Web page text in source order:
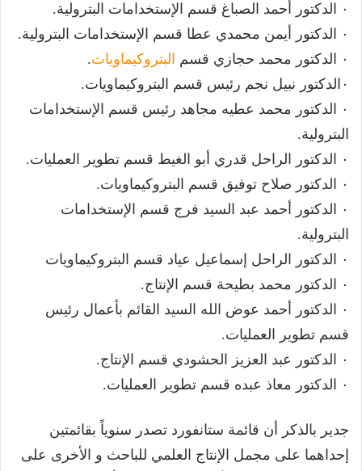
٠ الدكتور أحمد الصباغ قسم الإستخدامات البترولية.
٠ الدكتور أيمن محمدي عطا قسم الإستخدامات البترولية.
٠ الدكتور محمد حجازي قسم
البتروكيماويات.
٠الدكتور نبيل نجم رئيس قسم البتروكيماويات.
٠ الدكتور محمد عطيه مجاهد رئيس قسم الإستخدامات
البترولية.
٠ الدكتور الراحل قدري أبو الغيط قسم تطوير العمليات.
٠ الدكتور صلاح توفيق قسم البتروكيماويات.
٠ الدكتور أحمد عبد السيد فرج قسم الإستخدامات
البترولية.
٠ الدكتور الراحل إسماعيل عياد قسم البتروكيماويات
٠ الدكتور محمد بطيحة قسم الإنتاج.
٠ الدكتور أحمد عوض الله السيد القائم بأعمال رئيس
قسم تطوير العمليات.
٠ الدكتور عبد العزيز الحشودي قسم الإنتاج.
٠ الدكتور معاذ عبده قسم تطوير العمليات.
جدير بالذكر أن قائمة ستانفورد تصدر سنوياً بقائمتين
إحداهما على مجمل الإنتاج العلمي للباحث و الأخرى على